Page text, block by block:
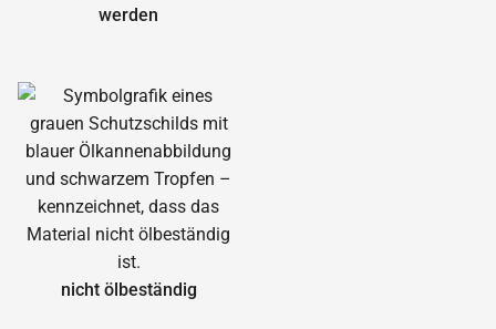
werden
nicht ölbeständig